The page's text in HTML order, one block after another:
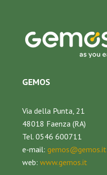
GEMOS
Via della Punta, 21
48018 Faenza (RA)
Tel. 0546 600711
e-mail: gemos@gemos.it
web: www.gemos.it